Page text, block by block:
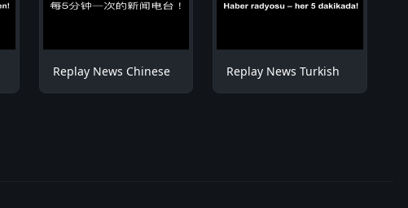
Replay News Chinese Replay News Turkish